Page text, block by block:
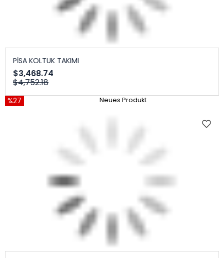
PİSA KOLTUK TAKIMI
$3,468.74
$4,752.18
%27 Neues Produkt